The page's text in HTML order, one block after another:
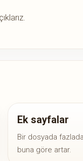
Ek sayfalar
Bir dosyada
buna göre artar.